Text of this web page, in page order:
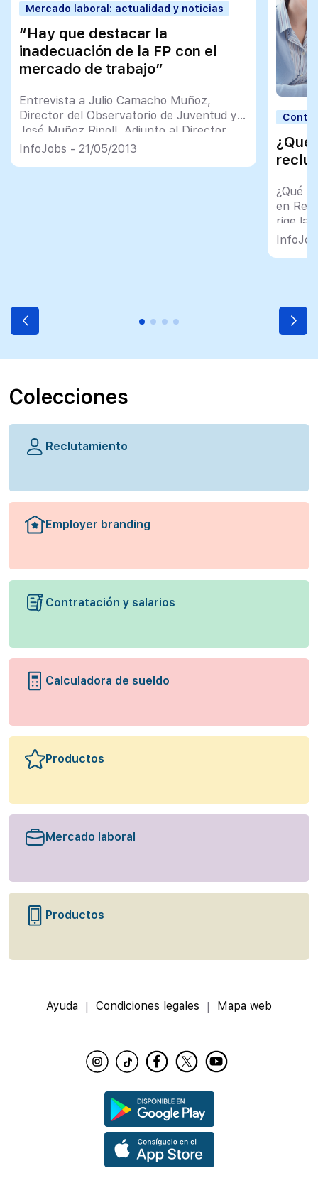
Mercado laboral: actualidad y noticias
“Hay que destacar la
inadecuación de la FP con el
mercado de trabajo”
Entrevista a Julio Camacho Muñoz,
Director del Observatorio de Juventud y
José Muñoz Ripoll, Adjunto al Director
General del Injuve
InfoJobs - 21/05/2013
¿Qué
en
rige la
Colecciones
Reclutamiento
Employer branding
Contratación y salarios
Calculadora de sueldo
Productos
Mercado laboral
Productos
Ayuda Condiciones legales Mapa web